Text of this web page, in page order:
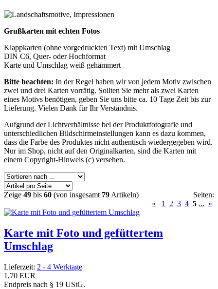
Grußkarten mit echten Fotos
Klappkarten (ohne vorgedruckten Text) mit Umschlag
DIN C6, Quer- oder Hochformat
Karte und Umschlag weiß gehämmert
Bitte beachten: In der Regel haben wir von jedem Motiv zwischen
zwei und drei Karten vorrätig. Sollten Sie mehr als zwei Karten
eines Motivs benötigen, geben Sie uns bitte ca. 10 Tage Zeit bis zur
Lieferung. Vielen Dank für Ihr Verständnis.
Aufgrund der Lichtverhältnisse bei der Produktfotografie und
unterschiedlichen Bildschirmeinstellungen kann es dazu kommen,
dass die Farbe des Produktes nicht authentisch wiedergegeben wird.
Nur im Shop, nicht auf den Originalkarten, sind die Karten mit
einem Copyright-Hinweis (c) versehen.
Zeige 49 bis 60 (von insgesamt 79 Artikeln)
Seiten:
«
1 2 3 4 5 ... »
Karte mit Foto und gefüttertem
Umschlag
Lieferzeit: 2 - 4 Werktage
1,70 EUR
Endpreis nach § 19 UStG.